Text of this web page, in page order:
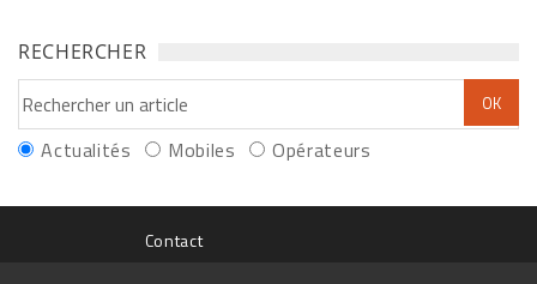
RECHERCHER
Actualités Mobiles Opérateurs
Contact